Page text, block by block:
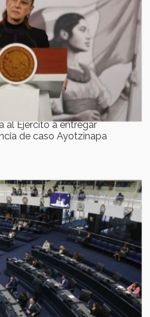
al Ejército a entregar
de caso Ayotzinapa